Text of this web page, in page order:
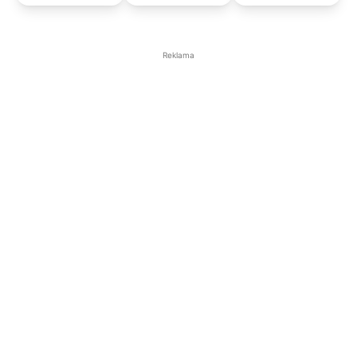
Reklama